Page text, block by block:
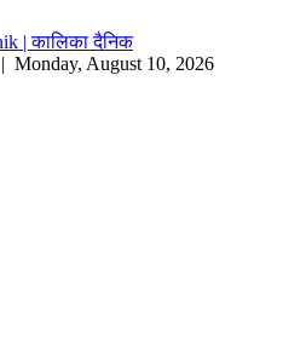
| Monday, August 10, 2026